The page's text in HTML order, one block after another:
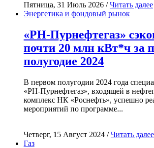
Пятница, 31 Июль 2026 /Читать далее
Энергетика и фондовый рынок
«РН-Пурнефтегаз»
почти 20 млн кВт*ч за
полугодие 2024
В первом полугодии 2024 года
«РН-Пурнефтегаз», входящей в
комплекс НК «Роснефть», успешно
мероприятий по программе...
Четверг, 15 Август 2024 /Читать далее
Газ